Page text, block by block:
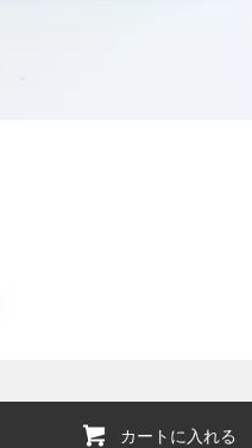
カートに入れる